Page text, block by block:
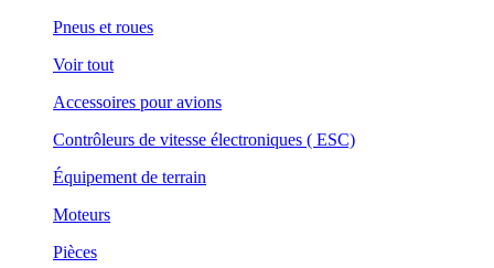
Pneus et roues
Voir tout
Accessoires pour avions
Contrôleurs de vitesse électroniques ( ESC)
Équipement de terrain
Moteurs
Pièces